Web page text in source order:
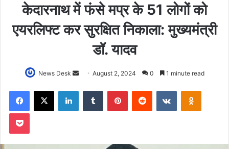
केदारनाथ में फंसे मप्र के 51 लोगों को
एयरलिफ्ट कर सुरक्षित निकाला: मुख्यमंत्री
डॉ. यादव
News Desk
Send
email
August 2, 2024 0 1 minute read
Facebook
X LinkedInTumblr PinterestReddit VKontakte
Pocket